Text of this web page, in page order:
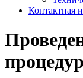
Контактная
процедур